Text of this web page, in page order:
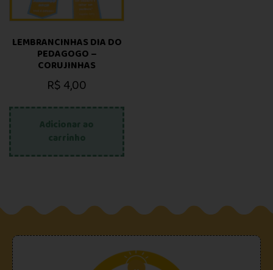
LEMBRANCINHAS DIA DO
PEDAGOGO –
CORUJINHAS
R$4,00
Adicionar ao
carrinho